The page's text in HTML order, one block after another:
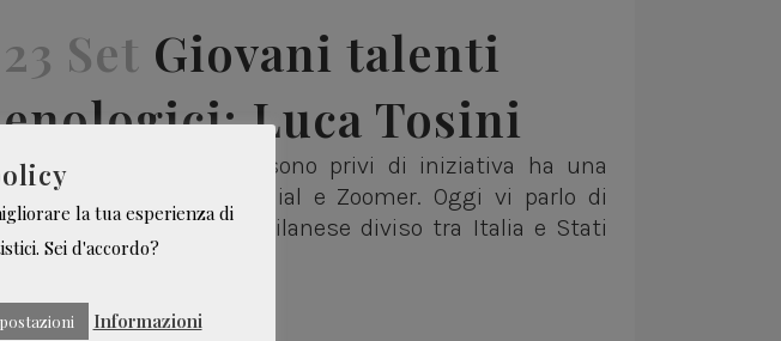
23 Set Giovani talenti
enologici: Luca Tosini
Chi dice che i giovani sono privi di iniziativa ha una
visione miope di Millennial e Zoomer. Oggi vi parlo di
Luca, giovane enologo milanese diviso tra Italia e Stati
Uniti....
LEGGI TUTTO
la tua esperienza di
Sei d'accordo?
Informazioni